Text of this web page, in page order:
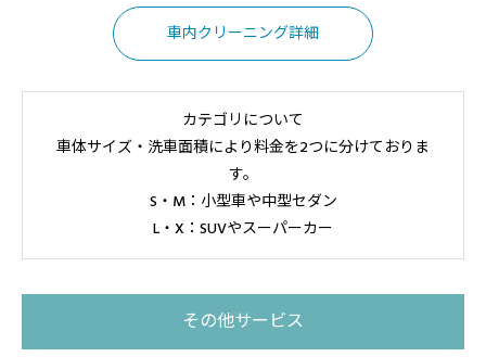
車内クリーニング詳細
カテゴリについて
車体サイズ・洗車面積により料金を2つに分けておりま
す。
S・M：小型車や中型セダン
L・X：SUVやスーパーカー
その他サービス